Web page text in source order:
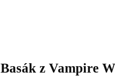
Basák z Vampire